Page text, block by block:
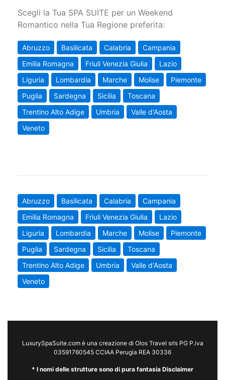
Scegli la Tua SPA SUITE per un Weekend
Romantico nella Tua Regione preferita:
Abruzzo Basilicata Calabria
Campania
Emilia Romagna
Friuli Venezia Giulia
Lazio
Liguria
Lombardia Marche Molise
Piemonte
Puglia
Sardegna Sicilia
Toscana
Trentino Alto Adige
Umbria
Valle d'Aosta
Veneto
Abruzzo Basilicata Calabria
Campania
Emilia Romagna
Friuli Venezia Giulia
Lazio
Liguria
Lombardia Marche Molise
Piemonte
Puglia
Sardegna Sicilia
Toscana
Trentino Alto Adige
Umbria
Valle d'Aosta
Veneto
LuxurySpaSuite.com è una creazione di Olos Travel srls PG P.iva
03591760545 CCIAA Perugia REA 30336
* I nomi delle strutture sono di pura fantasia Disclaimer